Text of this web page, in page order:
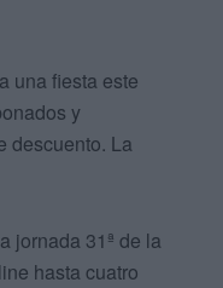
una fiesta este
y
descuento. La
jornada 31ª de la
hasta cuatro